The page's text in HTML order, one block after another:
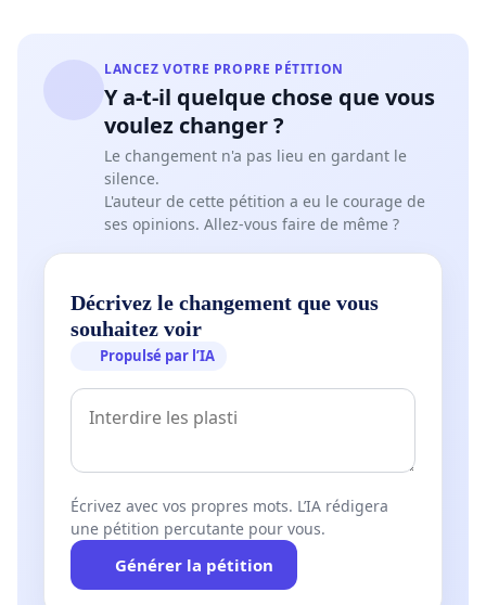
LANCEZ VOTRE PROPRE PÉTITION
Y a-t-il quelque chose que vous
voulez changer ?
Le changement n'a pas lieu en gardant le
silence.
L'auteur de cette pétition a eu le courage de
ses opinions. Allez-vous faire de même ?
Décrivez le changement que vous
souhaitez voir
Propulsé par l’IA
Écrivez avec vos propres mots. L’IA rédigera
une pétition percutante pour vous.
Générer la pétition